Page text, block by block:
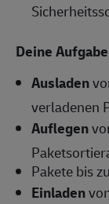
Deine
Ausladen
verladenen
Auflegen
Pakete bis
Einladen